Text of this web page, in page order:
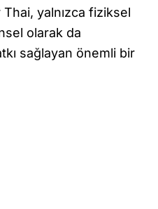
yalnızca fiziksel
olarak da
sağlayan önemli bir